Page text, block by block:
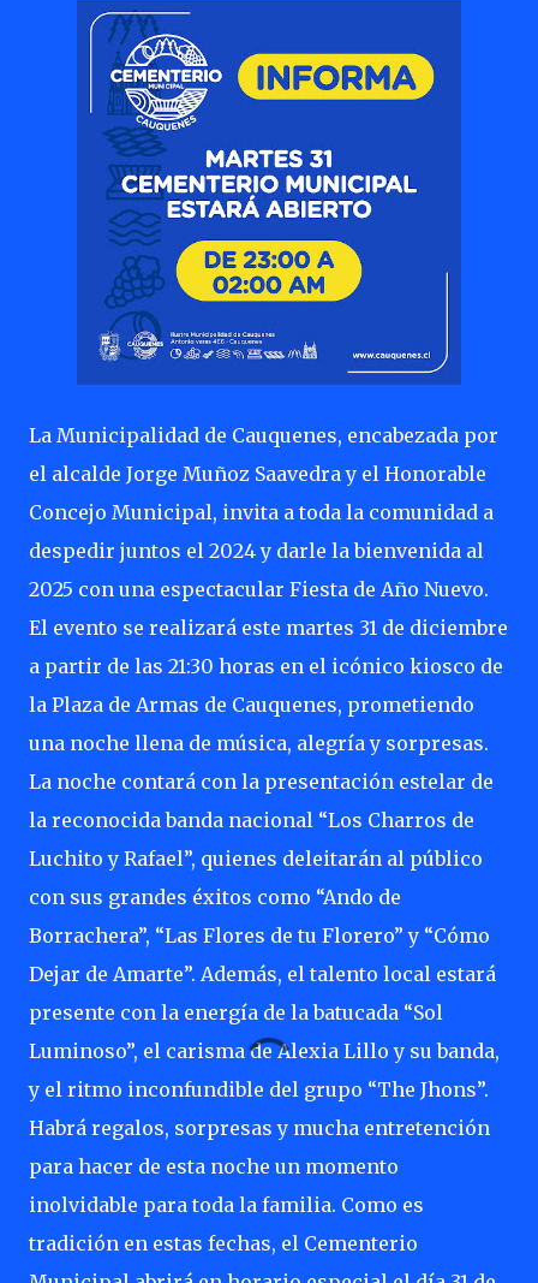
La Municipalidad de Cauquenes, encabezada por
el alcalde Jorge Muñoz Saavedra y el Honorable
Concejo Municipal, invita a toda la comunidad a
despedir juntos el 2024 y darle la bienvenida al
2025 con una espectacular Fiesta de Año Nuevo.
El evento se realizará este martes 31 de diciembre
a partir de las 21:30 horas en el icónico kiosco de
la Plaza de Armas de Cauquenes, prometiendo
una noche llena de música, alegría y sorpresas.
La noche contará con la presentación estelar de
la reconocida banda nacional “Los Charros de
Luchito y Rafael”, quienes deleitarán al público
con sus grandes éxitos como “Ando de
Borrachera”, “Las Flores de tu Florero” y “Cómo
Dejar de Amarte”. Además, el talento local estará
presente con la energía de la batucada “Sol
Luminoso”, el carisma de Alexia Lillo y su banda,
y el ritmo inconfundible del grupo “The Jhons”.
Habrá regalos, sorpresas y mucha entretención
para hacer de esta noche un momento
inolvidable para toda la familia. Como es
tradición en estas fechas, el Cementerio